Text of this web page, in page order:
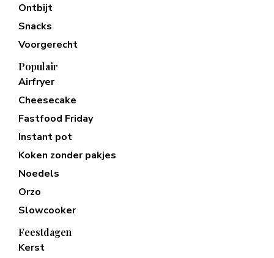
Ontbijt
Snacks
Voorgerecht
Populair
Airfryer
Cheesecake
Fastfood Friday
Instant pot
Koken zonder pakjes
Noedels
Orzo
Slowcooker
Feestdagen
Kerst